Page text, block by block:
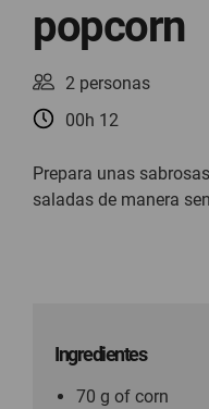
popcorn
2 personas
00h 12
Prepara unas
saladas de manera
Ingredientes
70 g of corn